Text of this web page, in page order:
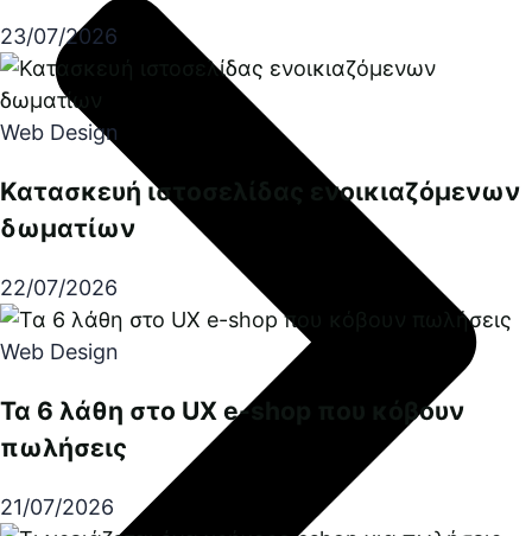
23/07/2026
Web Design
Κατασκευή ιστοσελίδας ενοικιαζόμενων
δωματίων
22/07/2026
Web Design
Τα 6 λάθη στο UX e-shop που κόβουν
πωλήσεις
21/07/2026